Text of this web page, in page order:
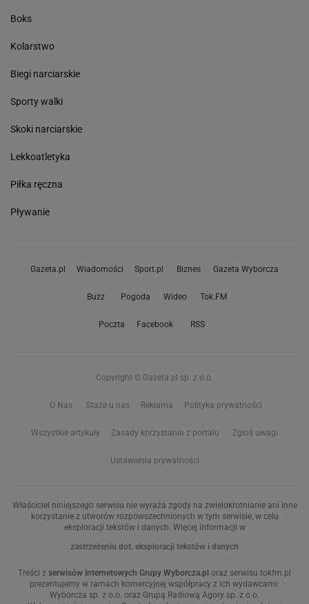
Boks
Kolarstwo
Biegi narciarskie
Sporty walki
Skoki narciarskie
Lekkoatletyka
Piłka ręczna
Pływanie
Gazeta.pl Wiadomości Sport.pl Biznes Gazeta Wyborcza
Buzz Pogoda Wideo Tok.FM
Poczta Facebook RSS
Copyright © Gazeta.pl sp. z o.o.
O Nas Staże u nas Reklama Polityka prywatności
Wszystkie artykuły Zasady korzystania z portalu Zgłoś uwagi
Ustawienia prywatności
Właściciel niniejszego serwisu nie wyraża zgody na zwielokrotnianie ani inne
korzystanie z utworów rozpowszechnionych w tym serwisie, w celu
eksploracji tekstów i danych. Więcej informacji w
zastrzeżeniu dot. eksploracji tekstów i danych
Treści z serwisów internetowych Grupy Wyborcza.pl oraz serwisu tokfm.pl
prezentujemy w ramach komercyjnej współpracy z ich wydawcami:
Wyborcza sp. z o.o. oraz Grupą Radiową Agory sp. z o.o.